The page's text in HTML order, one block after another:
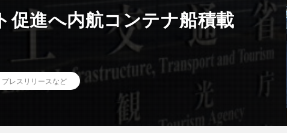
促進へ内航コンテナ船積載
プレスリリースなど